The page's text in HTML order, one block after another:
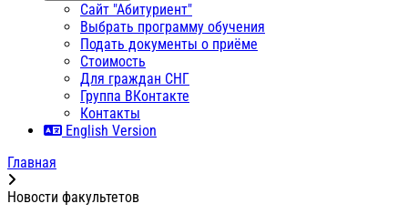
Сайт "Абитуриент"
Выбрать программу обучения
Подать документы о приёме
Стоимость
Для граждан СНГ
Группа ВКонтакте
Контакты
English Version
Главная
Новости факультетов